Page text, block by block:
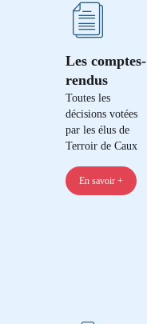
Les comptes-
rendus
Toutes les
décisions votées
par les élus de
Terroir de Caux
En savoir +